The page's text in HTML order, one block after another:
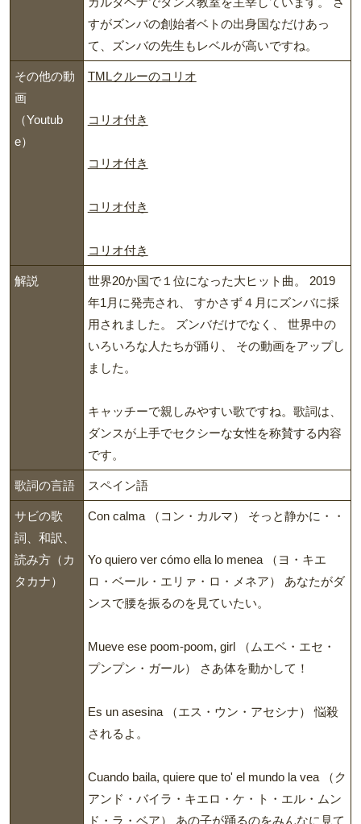
すがズンバの創始者ベトの出身国なだけあっ
て、ズンバの先生もレベルが高いですね。
その他の動
画
（Youtub
e）
TMLクルーのコリオ
コリオ付き
コリオ付き
コリオ付き
コリオ付き
解説
世界20か国で１位になった大ヒット曲。 2019
年1月に発売され、 すかさず４月にズンバに採
用されました。 ズンバだけでなく、 世界中の
いろいろな人たちが踊り、 その動画をアップし
ました。
キャッチーで親しみやすい歌ですね。歌詞は、
ダンスが上手でセクシーな女性を称賛する内容
です。
歌詞の言語 スペイン語
サビの歌
詞、和訳、
読み方（カ
タカナ）
Con calma （コン・カルマ） そっと静かに・・
Yo quiero ver cómo ella lo menea （ヨ・キエ
ロ・ベール・エリァ・ロ・メネア） あなたがダ
ンスで腰を振るのを見ていたい。
Mueve ese poom-poom, girl （ムエベ・エセ・
プンプン・ガール） さあ体を動かして！
Es un asesina （エス・ウン・アセシナ） 悩殺
されるよ。
Cuando baila, quiere que to' el mundo la vea （ク
アンド・バイラ・キエロ・ケ・ト・エル・ムン
ド・ラ・ベア） あの子が踊るのをみんなに見て